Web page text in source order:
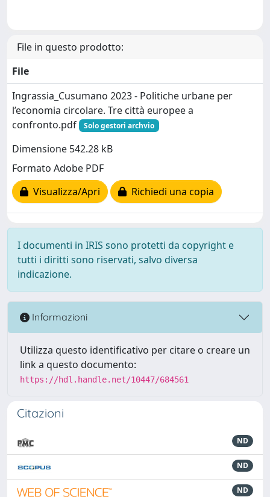
File in questo prodotto:
File
Ingrassia_Cusumano 2023 - Politiche urbane per
l’economia circolare. Tre città europee a
confronto.pdf
Solo gestori archvio
Dimensione 542.28 kB
Formato Adobe PDF
Visualizza/Apri
Richiedi una copia
I documenti in IRIS sono protetti da copyright e
tutti i diritti sono riservati, salvo diversa
indicazione.
Informazioni
Utilizza questo identificativo per citare o creare un
link a questo documento:
https://hdl.handle.net/10447/684561
Citazioni
ND
ND
ND